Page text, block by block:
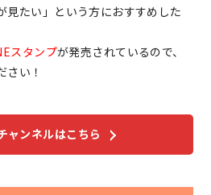
見たい」という方におすすめした
スタンプが発売されているので、
さい！
ンネルはこちら